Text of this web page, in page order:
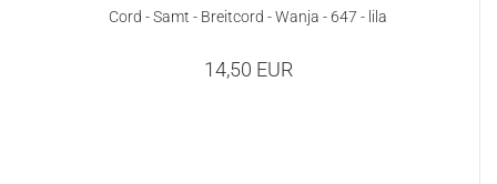
Cord - Samt - Breitcord - Wanja - 647 - lila
14,50 EUR